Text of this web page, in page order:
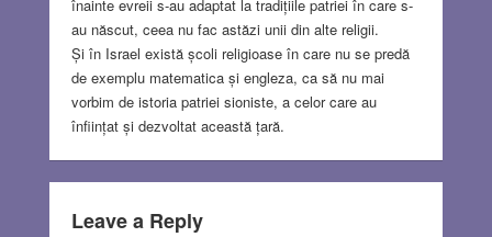
înainte evreii s-au adaptat la tradițiile patriei în care s-
au născut, ceea nu fac astăzi unii din alte religii.
Și în Israel există școli religioase în care nu se predă
de exemplu matematica și engleza, ca să nu mai
vorbim de istoria patriei sioniste, a celor care au
înființat și dezvoltat această țară.
Leave a Reply